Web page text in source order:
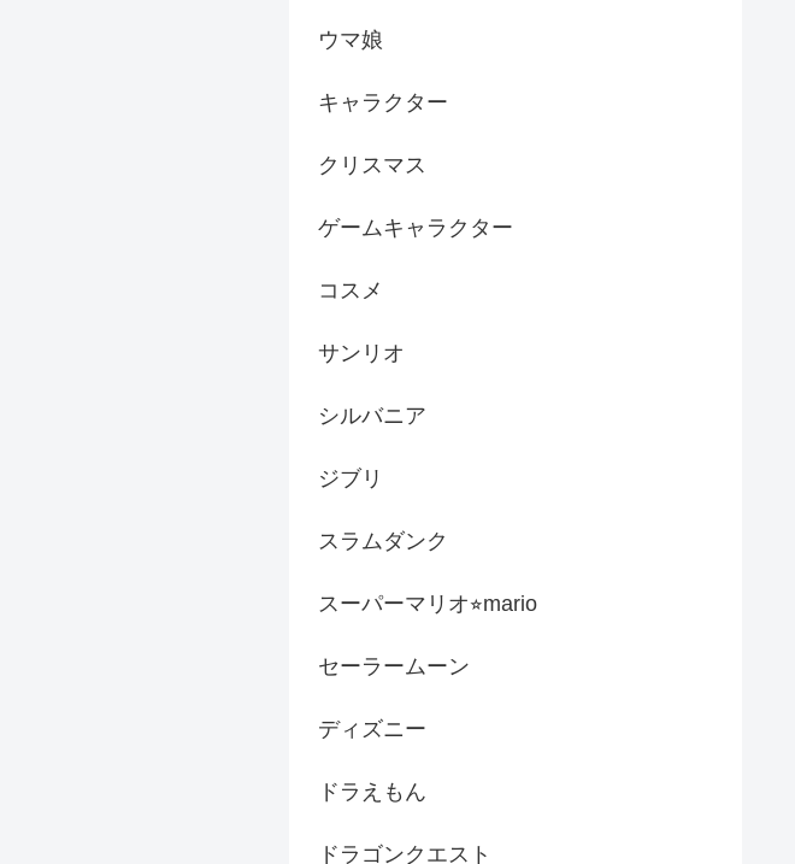
ウマ娘
キャラクター
クリスマス
ゲームキャラクター
コスメ
サンリオ
シルバニア
ジブリ
スラムダンク
スーパーマリオ⭐︎mario
セーラームーン
ディズニー
ドラえもん
ドラゴンクエスト